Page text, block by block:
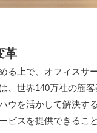
革
る上で、オフィス
、世界140万社の顧
ウを活かして解決
ビスを提供できる